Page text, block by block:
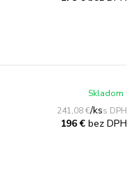
241,08 €/ks
196 €bez DPH
Skladom